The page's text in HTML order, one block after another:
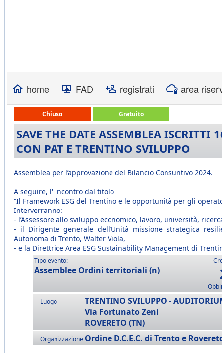
home FAD registrati area
Chiuso Gratuito
SAVE THE DATE ASSEMBLEA
CON PAT E TRENTINO SVILUPPO
Assemblea per l’approvazione del Bilancio Consuntivo 2024.
A seguire, l' incontro dal titolo
“Il Framework ESG del Trentino e le opportunità per gli
Interverranno:
- l’Assessore allo sviluppo economico, lavoro, università,
- il Dirigente generale dell’Unità missione strategica
Autonoma di Trento, Walter Viola,
- e la Direttrice Area ESG Sustainability Management di
Tipo evento:
Assemblee Ordini territoriali (n)
Luogo
TRENTINO SVILUPPO -
Via Fortunato Zeni
ROVERETO (TN)
Organizzazione Ordine D.C.E.C. di Trento e